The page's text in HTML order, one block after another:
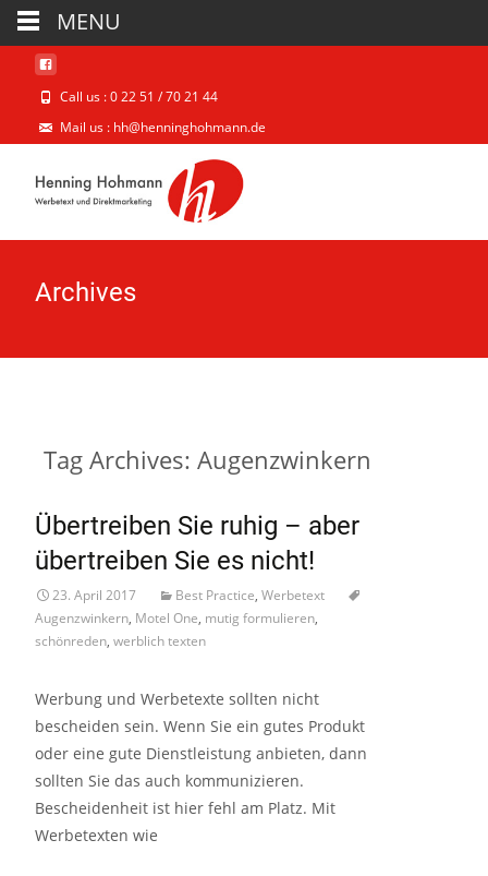
Call us : 0 22 51 / 70 21 44
Mail us : hh@henninghohmann.de
Archives
Tag Archives: Augenzwinkern
Übertreiben Sie ruhig – aber
übertreiben Sie es nicht!
23. April 2017 Best Practice, Werbetext
Augenzwinkern, Motel One, mutig formulieren,
schönreden, werblich texten
Werbung und Werbetexte sollten nicht
bescheiden sein. Wenn Sie ein gutes Produkt
oder eine gute Dienstleistung anbieten, dann
sollten Sie das auch kommunizieren.
Bescheidenheit ist hier fehl am Platz. Mit
Werbetexten wie
MENU